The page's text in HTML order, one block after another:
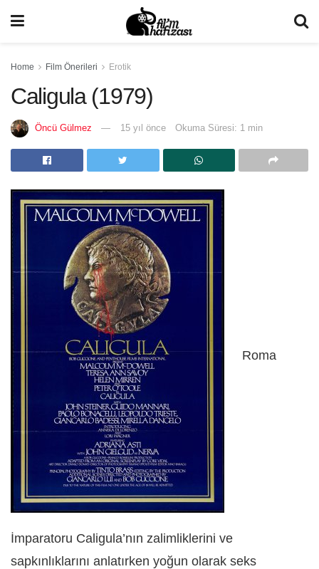
Home Film Önerileri Erotik
Caligula (1979)
Öncü Gülmez 15 yıl önce Okuma Süresi: 1 min
Roma
İmparatoru Caligula’nın zalimliklerini ve
sapkınlıklarını anlatırken yoğun olarak seks